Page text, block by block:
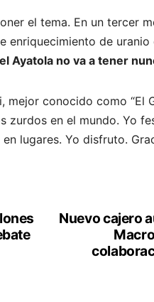
el tema. En un tercer
enriquecimiento de
Ayatola no va a tener
conocido como “El
zurdos en el mundo. Yo
lugares. Yo disfruto.
Nuevo cajero